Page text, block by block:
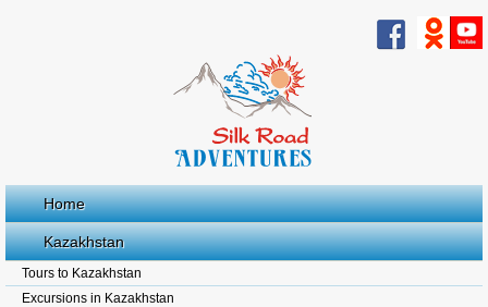
Home
Kazakhstan
Tours to Kazakhstan
Excursions in Kazakhstan